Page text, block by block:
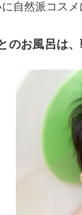
自然派コスメ
のお風呂は